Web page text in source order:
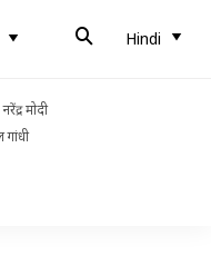
Hindi
नरेंद्र मोदी
गांधी